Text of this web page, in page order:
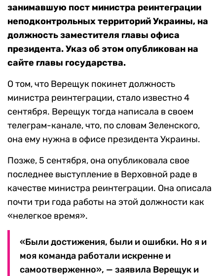
занимавшую пост министра реинтеграции
неподконтрольных территорий Украины, на
должность заместителя главы офиса
президента. Указ об этом опубликован на
сайте главы государства.
О том, что Верещук покинет должность
министра реинтеграции, стало известно 4
сентября. Верещук тогда написала в своем
телеграм-канале, что, по словам Зеленского,
она ему нужна в офисе президента Украины.
Позже, 5 сентября, она опубликовала свое
последнее выступление в Верховной раде в
качестве министра реинтеграции. Она описала
почти три года работы на этой должности как
«нелегкое время».
«Были достижения, были и ошибки. Но я и
моя команда работали искренне и
самоотверженно», — заявила Верещук и